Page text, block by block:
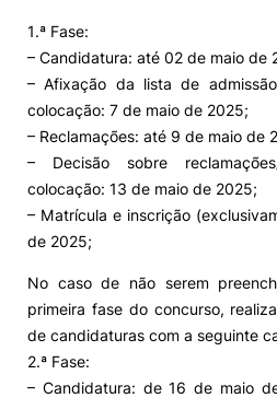
1.ª Fase:
– Candidatura: até 02 de maio de
– Afixação da lista de
colocação: 7 de maio de 2025;
– Reclamações: até 9 de maio de
– Decisão sobre
colocação: 13 de maio de 2025;
– Matrícula e inscrição
de 2025;
No caso de não serem
primeira fase do concurso,
de candidaturas com a seguinte
2.ª Fase:
– Candidatura: de 16 de maio